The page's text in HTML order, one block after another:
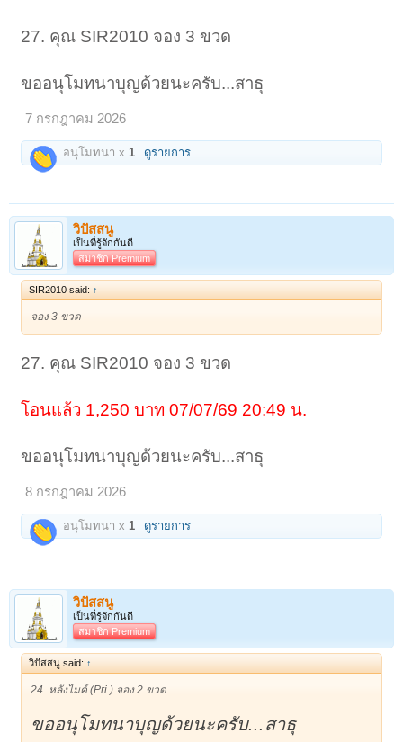
27. คุณ SIR2010 จอง 3 ขวด
ขออนุโมทนาบุญด้วยนะครับ...สาธุ
7 กรกฎาคม 2026
อนุโมทนา x 1 ดูรายการ
วิปัสสนู
เป็นที่รู้จักกันดี
สมาชิก Premium
SIR2010 said: ↑
จอง 3 ขวด
27. คุณ SIR2010 จอง 3 ขวด
โอนแล้ว 1,250 บาท 07/07/69 20:49 น.
ขออนุโมทนาบุญด้วยนะครับ...สาธุ
8 กรกฎาคม 2026
อนุโมทนา x 1 ดูรายการ
วิปัสสนู
เป็นที่รู้จักกันดี
สมาชิก Premium
วิปัสสนู said: ↑
24. หลังไมค์ (Pri.) จอง 2 ขวด
ขออนุโมทนาบุญด้วยนะครับ...สาธุ